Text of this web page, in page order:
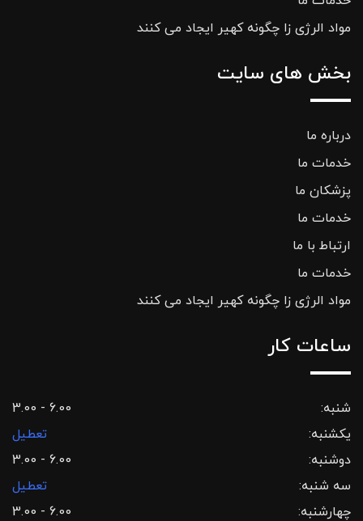
مواد الرژی زا چگونه کهیر ایجاد می کنند
بخش های سایت
درباره ما
خدمات ما
پزشکان ما
خدمات ما
ارتباط با ما
خدمات ما
مواد الرژی زا چگونه کهیر ایجاد می کنند
ساعات کار
شنبه:
3.00 - 6.00
یکشنبه:
تعطیل
دوشنبه:
3.00 - 6.00
سه شنبه:
تعطیل
چهارشنبه:
3.00 - 6.00